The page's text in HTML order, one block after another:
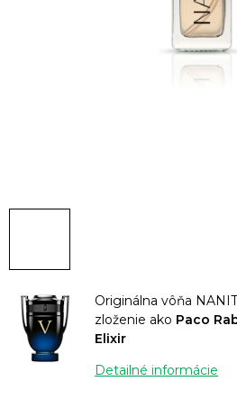
Originálna vôňa
zloženie ako Paco
Elixir
Detailné informácie